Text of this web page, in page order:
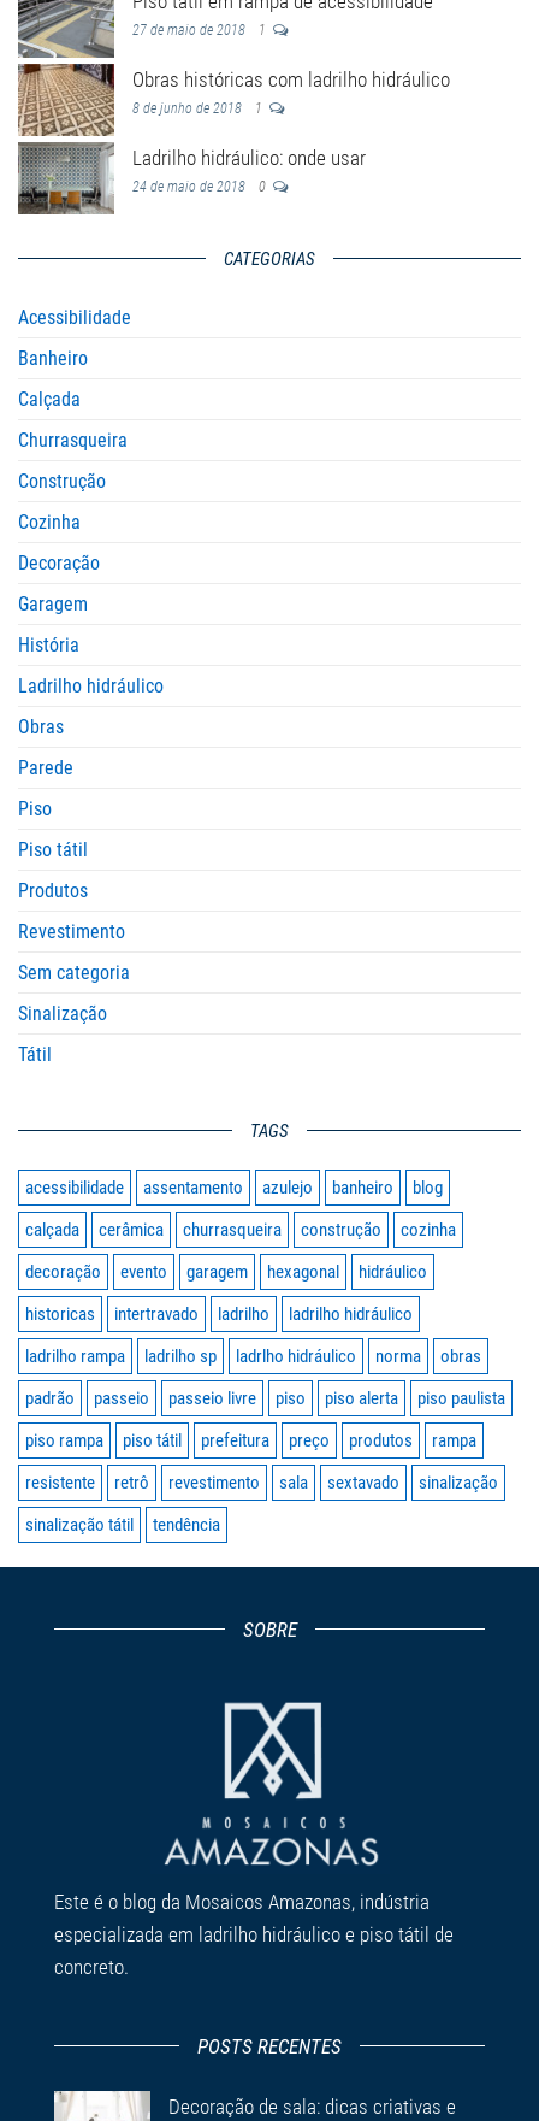
27 de maio de 2018 1
Obras históricas com ladrilho hidráulico
8 de junho de 2018 1
Ladrilho hidráulico: onde usar
24 de maio de 2018 0
CATEGORIAS
Acessibilidade
Banheiro
Calçada
Churrasqueira
Construção
Cozinha
Decoração
Garagem
História
Ladrilho hidráulico
Obras
Parede
Piso
Piso tátil
Produtos
Revestimento
Sem categoria
Sinalização
Tátil
TAGS
acessibilidade assentamento azulejo banheiro
blog
calçada
cerâmica churrasqueira construção
cozinha
decoração
evento garagem hexagonal
hidráulico
historicas
intertravado ladrilho
ladrilho hidráulico
ladrilho rampa
ladrilho sp ladrlho hidráulico norma
obras
padrão
passeio passeio livre piso piso alerta
piso paulista
piso rampa
piso tátil prefeitura preço produtos
rampa
resistente
retrô revestimento sala sextavado
sinalização
sinalização tátil
tendência
SOBRE
Este é o blog da Mosaicos Amazonas, indústria
especializada em ladrilho hidráulico e piso tátil de
concreto.
POSTS RECENTES
Decoração de sala: dicas criativas e